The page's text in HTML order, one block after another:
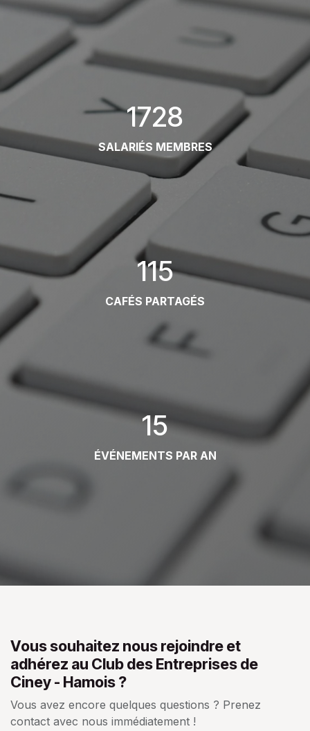
1728
SALARIÉS MEMBRES
115
CAFÉS PARTAGÉS
15
ÉVÉNEMENTS PAR AN
Vous souhaitez nous rejoindre et
adhérez au Club des Entreprises de
Ciney - Hamois ?
Vous avez encore quelques questions ? Prenez
contact avec nous immédiatement !